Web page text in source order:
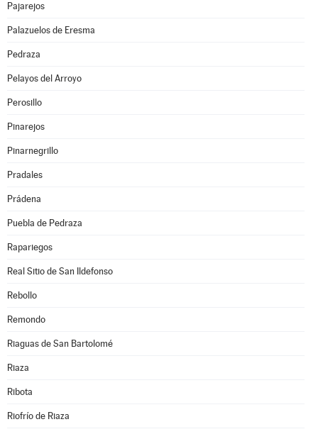
Pajarejos
Palazuelos de Eresma
Pedraza
Pelayos del Arroyo
Perosillo
Pinarejos
Pinarnegrillo
Pradales
Prádena
Puebla de Pedraza
Rapariegos
Real Sitio de San Ildefonso
Rebollo
Remondo
Riaguas de San Bartolomé
Riaza
Ribota
Riofrío de Riaza